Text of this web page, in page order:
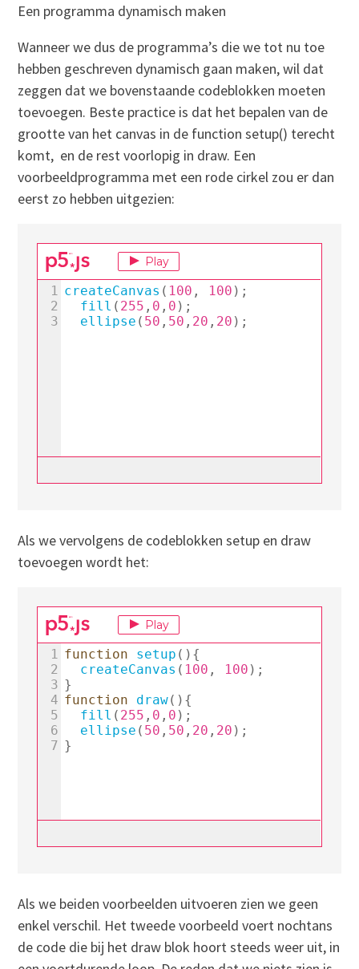
Een programma dynamisch maken
Wanneer we dus de programma’s die we tot nu toe
hebben geschreven dynamisch gaan maken, wil dat
zeggen dat we bovenstaande codeblokken moeten
toevoegen. Beste practice is dat het bepalen van de
grootte van het canvas in de function setup() terecht
komt, en de rest voorlopig in draw. Een
voorbeeldprogramma met een rode cirkel zou er dan
eerst zo hebben uitgezien:
Als we vervolgens de codeblokken setup en draw
toevoegen wordt het:
Als we beiden voorbeelden uitvoeren zien we geen
enkel verschil. Het tweede voorbeeld voert nochtans
de code die bij het draw blok hoort steeds weer uit, in